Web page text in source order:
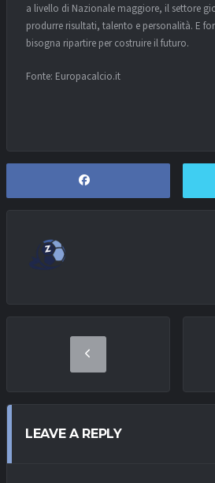
a livello di Nazionale maggiore, il settore
produrre risultati, talento e personalità. E
bisogna ripartire per costruire il futuro.
Fonte: Europacalcio.it
LEAVE A REPLY